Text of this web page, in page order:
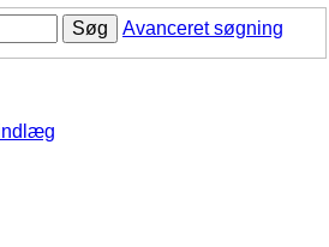
Søg Avanceret søgning